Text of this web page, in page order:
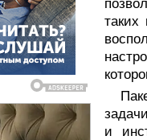
таких
и